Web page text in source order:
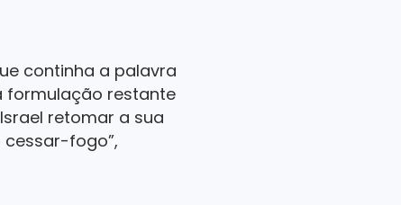
continha a palavra
formulação restante
retomar a sua
fogo”,